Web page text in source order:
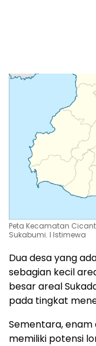
Peta Kecamatan
Sukabumi. l Istimewa
Dua desa yang
sebagian kecil
besar areal
pada tingkat
Sementara,
memiliki potensi